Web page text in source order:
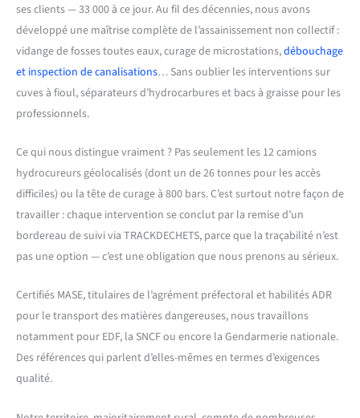
ses clients — 33 000 à ce jour. Au fil des décennies, nous avons
développé une maîtrise complète de l’assainissement non collectif :
vidange de fosses toutes eaux, curage de microstations,débouchage
et inspection de canalisations… Sans oublier les interventions sur
cuves à fioul, séparateurs d’hydrocarbures et bacs à graisse pour les
professionnels.
Ce qui nous distingue vraiment ? Pas seulement les 12 camions
hydrocureurs géolocalisés (dont un de 26 tonnes pour les accès
difficiles) ou la tête de curage à 800 bars. C’est surtout notre façon de
travailler : chaque intervention se conclut par la remise d’un
bordereau de suivi via TRACKDECHETS, parce que la traçabilité n’est
pas une option — c’est une obligation que nous prenons au sérieux.
Certifiés MASE, titulaires de l’agrément préfectoral et habilités ADR
pour le transport des matières dangereuses, nous travaillons
notamment pour EDF, la SNCF ou encore la Gendarmerie nationale.
Des références qui parlent d’elles-mêmes en termes d’exigences
qualité.